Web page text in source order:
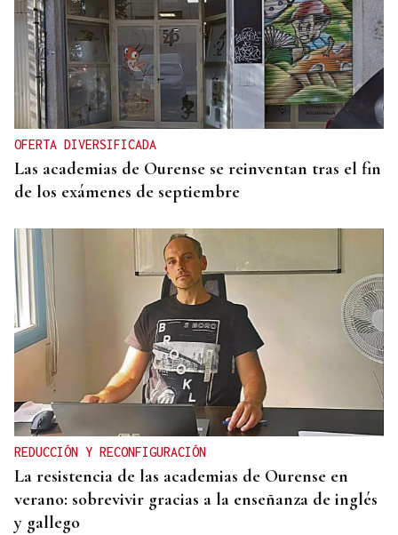
OFERTA DIVERSIFICADA
Las academias de Ourense se reinventan tras el fin
de los exámenes de septiembre
REDUCCIÓN Y RECONFIGURACIÓN
La resistencia de las academias de Ourense en
verano: sobrevivir gracias a la enseñanza de inglés
y gallego